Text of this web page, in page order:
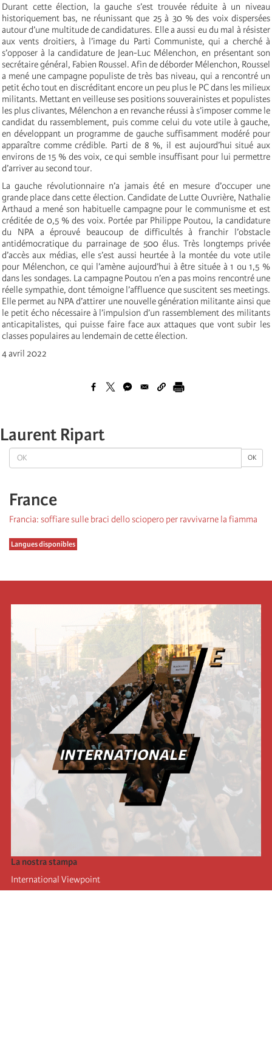
OK OK
France
Francia: soffiare sulle braci dello sciopero per ravvivarne la fiamma
Langues disponibles
Durant cette élection, la gauche s’est trouvée réduite à un niveau
historiquement bas, ne réunissant que 25 à 30 % des voix dispersées
autour d’une multitude de candidatures. Elle a aussi eu du mal à résister
aux vents droitiers, à l’image du Parti Communiste, qui a cherché à
s’opposer à la candidature de Jean-Luc Mélenchon, en présentant son
secrétaire général, Fabien Roussel. Afin de déborder Mélenchon, Roussel
a mené une campagne populiste de très bas niveau, qui a rencontré un
petit écho tout en discréditant encore un peu plus le PC dans les milieux
militants. Mettant en veilleuse ses positions souverainistes et populistes
les plus clivantes, Mélenchon a en revanche réussi à s’imposer comme le
candidat du rassemblement, puis comme celui du vote utile à gauche,
en développant un programme de gauche suffisamment modéré pour
apparaître comme crédible. Parti de 8 %, il est aujourd’hui situé aux
environs de 15 % des voix, ce qui semble insuffisant pour lui permettre
d’arriver au second tour.
La gauche révolutionnaire n’a jamais été en mesure d’occuper une
grande place dans cette élection. Candidate de Lutte Ouvrière, Nathalie
Arthaud a mené son habituelle campagne pour le communisme et est
créditée de 0,5 % des voix. Portée par Philippe Poutou, la candidature
du NPA a éprouvé beaucoup de difficultés à franchir l’obstacle
antidémocratique du parrainage de 500 élus. Très longtemps privée
d’accès aux médias, elle s’est aussi heurtée à la montée du vote utile
pour Mélenchon, ce qui l’amène aujourd’hui à être située à 1 ou 1,5 %
dans les sondages. La campagne Poutou n’en a pas moins rencontré une
réelle sympathie, dont témoigne l’affluence que suscitent ses meetings.
Elle permet au NPA d’attirer une nouvelle génération militante ainsi que
le petit écho nécessaire à l’impulsion d’un rassemblement des militants
anticapitalistes, qui puisse faire face aux attaques que vont subir les
classes populaires au lendemain de cette élection.
4 avril 2022
Laurent Ripart
La nostra stampa
International Viewpoint